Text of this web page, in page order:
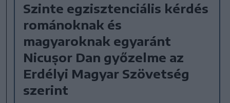
Szinte egzisztenciális kérdés
románoknak és
magyaroknak egyaránt
Nicușor Dan győzelme az
Erdélyi Magyar Szövetség
szerint